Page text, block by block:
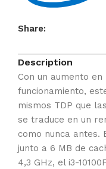
Share:
Description
Con un aumento
funcionamiento,
mismos TDP que
se traduce en un
como nunca antes.
junto a 6 MB de
4,3 GHz, el i3-